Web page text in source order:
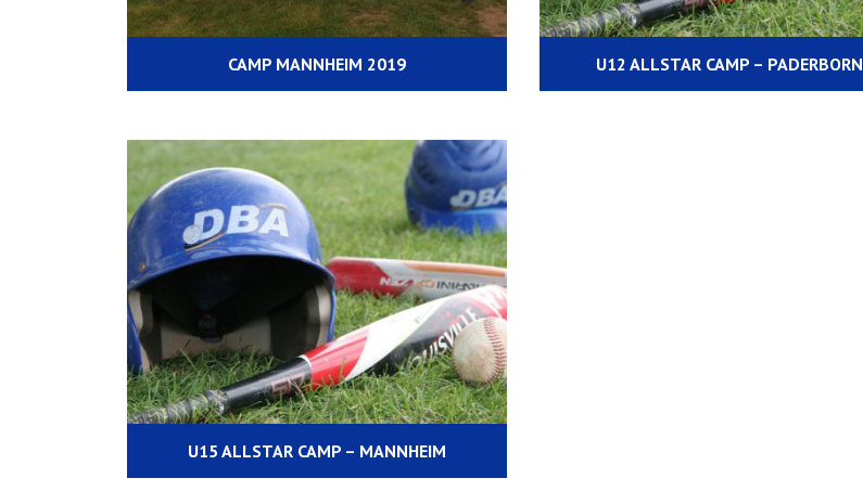
CAMP MANNHEIM 2019 U12 ALLSTAR CAMP – PADERBORN
U15 ALLSTAR CAMP – MANNHEIM